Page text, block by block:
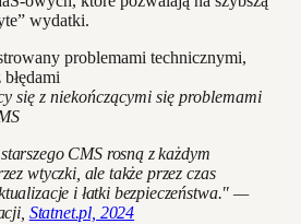
wydatki.
się z niekończącymi się problemami
CMS rosną z każdym
wtyczki, ale także przez czas
i łatki bezpieczeństwa." —
Statnet.pl, 2024